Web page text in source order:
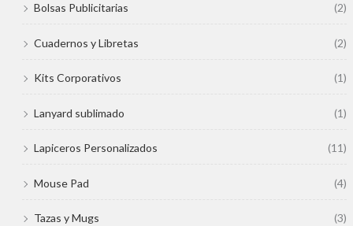
Bolsas Publicitarias (2)
Cuadernos y Libretas (2)
Kits Corporativos (1)
Lanyard sublimado (1)
Lapiceros Personalizados (11)
Mouse Pad (4)
Tazas y Mugs (3)